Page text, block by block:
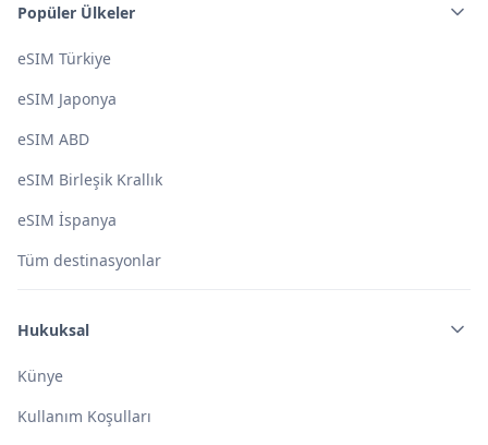
Popüler Ülkeler
eSIM Türkiye
eSIM Japonya
eSIM ABD
eSIM Birleşik Krallık
eSIM İspanya
Tüm destinasyonlar
Hukuksal
Künye
Kullanım Koşulları